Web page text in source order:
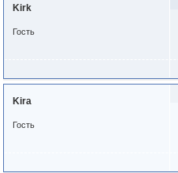
Kirk
Гость
Kira
Гость